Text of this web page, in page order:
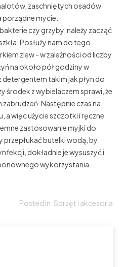
zaschniętych osadów
porządne mycie.
czy grzyby, należy zacząć
Posłuży nam do tego
zlew - w zależności od liczby
na około pół godziny w
takim jak płyn do
środek z wybielaczem sprawi, że
Następnie czas na
a więc użycie szczotki i ręczne
zastosowanie myjki do
przepłukać butelki wodą, by
dokładnie je wysuszyć i
wykorzystania
Posted in:Sprzęt i akcesoria